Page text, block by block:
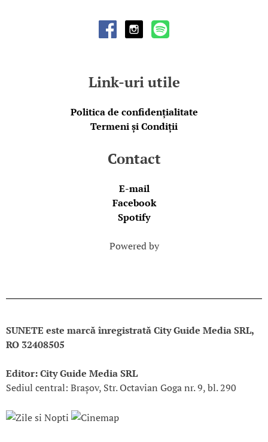
Link-uri utile
Politica de confidențialitate
Termeni și Condiții
Contact
E-mail
Facebook
Spotify
Powered by
SUNETE este marcă înregistrată City Guide Media SRL,
RO 32408505
Editor: City Guide Media SRL
Sediul central: Brașov, Str. Octavian Goga nr. 9, bl. 290